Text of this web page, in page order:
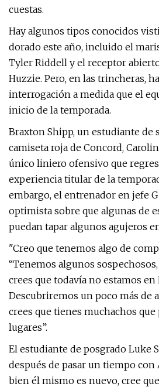
cuestas.
Hay algunos tipos conocidos
dorado este año, incluido el
Tyler Riddell y el receptor
Huzzie. Pero, en las trincheras,
interrogación a medida que el
inicio de la temporada.
Braxton Shipp, un estudiante de
camiseta roja de Concord,
único liniero ofensivo que
experiencia titular de la
embargo, el entrenador en jefe
optimista sobre que algunas de
puedan tapar algunos agujeros
"Creo que tenemos algo de
“Tenemos algunos
crees que todavía no estamos en
Descubriremos un poco más de
crees que tienes muchachos
lugares”.
El estudiante de posgrado Luke
después de pasar un tiempo con
bien él mismo es nuevo, cree